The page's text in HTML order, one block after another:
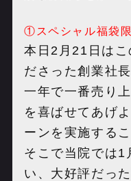
①スペシャル福袋
本日2月21日は
ださった創業社
一年で一番売り
を喜ばせてあげ
ーンを実施する
そこで当院では1
い、大好評だった